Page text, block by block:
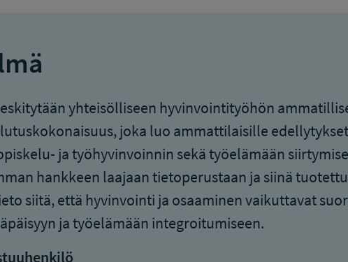
yhteisölliseen hyvinvointityöhön
joka luo ammattilaisille
ja työhyvinvoinnin sekä työelämään
hankkeen laajaan tietoperustaan ja siinä
siitä, että hyvinvointi ja osaaminen vaikuttavat
ja työelämään integroitumiseen.